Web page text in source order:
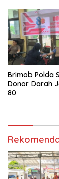
Brimob Polda
Donor Darah
80